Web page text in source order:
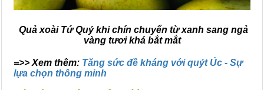
Quả xoài Tứ Quý khi chín chuyển từ xanh sang ngả
vàng tươi khá bắt mắt
=>> Xem thêm: Tăng sức đề kháng với quýt Úc - Sự
lựa chọn thông minh